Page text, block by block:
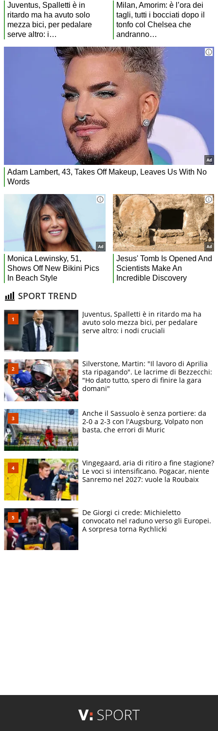
SPORT TREND
Juventus, Spalletti è in ritardo ma ha
avuto solo mezza bici, per pedalare
serve altro: i nodi cruciali
Silverstone, Martin: "Il lavoro di Aprilia
sta ripagando". Le lacrime di Bezzecchi:
"Ho dato tutto, spero di finire la gara
domani"
Anche il Sassuolo è senza portiere: da
2-0 a 2-3 con l'Augsburg, Volpato non
basta, che errori di Muric
Vingegaard, aria di ritiro a fine stagione?
Le voci si intensificano. Pogacar, niente
Sanremo nel 2027: vuole la Roubaix
De Giorgi ci crede: Michieletto
convocato nel raduno verso gli Europei.
A sorpresa torna Rychlicki